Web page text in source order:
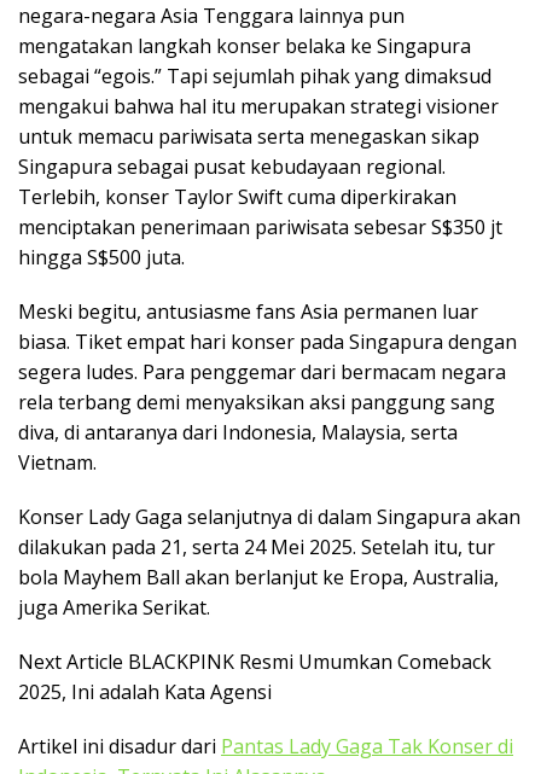
negara-negara Asia Tenggara lainnya pun
mengatakan langkah konser belaka ke Singapura
sebagai “egois.” Tapi sejumlah pihak yang dimaksud
mengakui bahwa hal itu merupakan strategi visioner
untuk memacu pariwisata serta menegaskan sikap
Singapura sebagai pusat kebudayaan regional.
Terlebih, konser Taylor Swift cuma diperkirakan
menciptakan penerimaan pariwisata sebesar S$350 jt
hingga S$500 juta.
Meski begitu, antusiasme fans Asia permanen luar
biasa. Tiket empat hari konser pada Singapura dengan
segera ludes. Para penggemar dari bermacam negara
rela terbang demi menyaksikan aksi panggung sang
diva, di antaranya dari Indonesia, Malaysia, serta
Vietnam.
Konser Lady Gaga selanjutnya di dalam Singapura akan
dilakukan pada 21, serta 24 Mei 2025. Setelah itu, tur
bola Mayhem Ball akan berlanjut ke Eropa, Australia,
juga Amerika Serikat.
Next Article BLACKPINK Resmi Umumkan Comeback
2025, Ini adalah Kata Agensi
Artikel ini disadur dari Pantas Lady Gaga Tak Konser di